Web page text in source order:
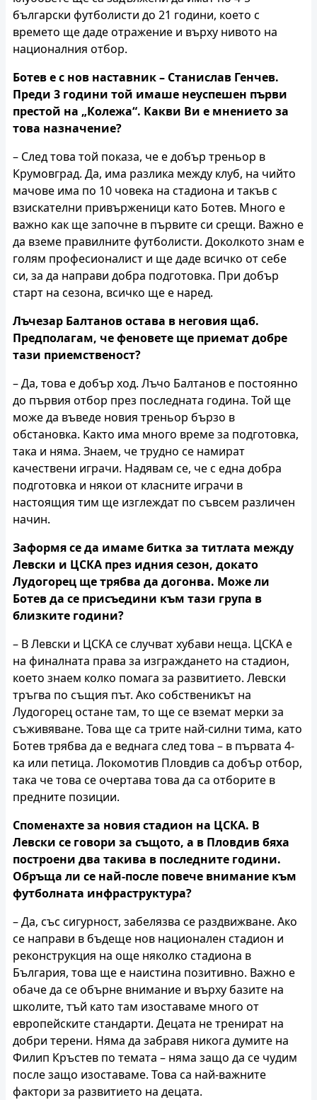
български футболисти до 21 години, което с
времето ще даде отражение и върху нивото на
националния отбор.
Ботев е с нов наставник – Станислав Генчев.
Преди 3 години той имаше неуспешен първи
престой на „Колежа“. Какви Ви е мнението за
това назначение?
– След това той показа, че е добър треньор в
Крумовград. Да, има разлика между клуб, на чийто
мачове има по 10 човека на стадиона и такъв с
взискателни привърженици като Ботев. Много е
важно как ще започне в първите си срещи. Важно е
да вземе правилните футболисти. Доколкото знам е
голям професионалист и ще даде всичко от себе
си, за да направи добра подготовка. При добър
старт на сезона, всичко ще е наред.
Лъчезар Балтанов остава в неговия щаб.
Предполагам, че феновете ще приемат добре
тази приемственост?
– Да, това е добър ход. Лъчо Балтанов е постоянно
до първия отбор през последната година. Той ще
може да въведе новия треньор бързо в
обстановка. Както има много време за подготовка,
така и няма. Знаем, че трудно се намират
качествени играчи. Надявам се, че с една добра
подготовка и някои от класните играчи в
настоящия тим ще изглеждат по съвсем различен
начин.
Заформя се да имаме битка за титлата между
Левски и ЦСКА през идния сезон, докато
Лудогорец ще трябва да догонва. Може ли
Ботев да се присъедини към тази група в
близките години?
– В Левски и ЦСКА се случват хубави неща. ЦСКА е
на финалната права за изграждането на стадион,
което знаем колко помага за развитието. Левски
тръгва по същия път. Ако собственикът на
Лудогорец остане там, то ще се вземат мерки за
съживяване. Това ще са трите най-силни тима, като
Ботев трябва да е веднага след това – в първата 4-
ка или петица. Локомотив Пловдив са добър отбор,
така че това се очертава това да са отборите в
предните позиции.
Споменахте за новия стадион на ЦСКА. В
Левски се говори за същото, а в Пловдив бяха
построени два такива в последните години.
Обръща ли се най-после повече внимание към
футболната инфраструктура?
– Да, със сигурност, забелязва се раздвижване. Ако
се направи в бъдеще нов национален стадион и
реконструкция на още няколко стадиона в
България, това ще е наистина позитивно. Важно е
обаче да се обърне внимание и върху базите на
школите, тъй като там изоставаме много от
европейските стандарти. Децата не тренират на
добри терени. Няма да забравя никога думите на
Филип Кръстев по темата – няма защо да се чудим
после защо изоставаме. Това са най-важните
фактори за развитието на децата.